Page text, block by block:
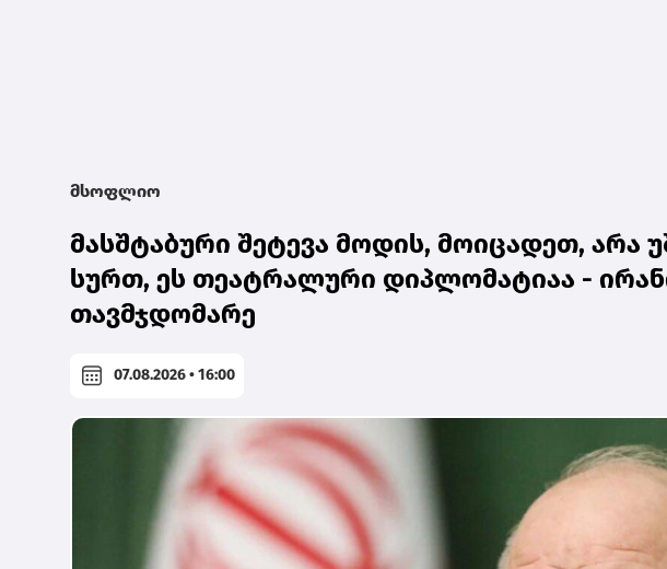
მსოფლიო
მასშტაბური შეტევა მოდის, მოიცადეთ, არა
სურთ, ეს თეატრალური დიპლომატიაა -
თავმჯდომარე
07.08.2026 • 16:00